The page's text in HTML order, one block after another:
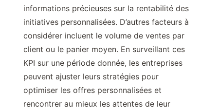
informations précieuses sur la rentabilité des
initiatives personnalisées. D’autres facteurs à
considérer incluent le volume de ventes par
client ou le panier moyen. En surveillant ces
KPI sur une période donnée, les entreprises
peuvent ajuster leurs stratégies pour
optimiser les offres personnalisées et
rencontrer au mieux les attentes de leur